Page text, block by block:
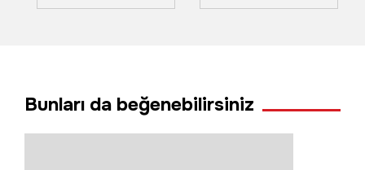
Buyer Dağı'nda
havai fişekler
Bunları da beğenebilirsiniz